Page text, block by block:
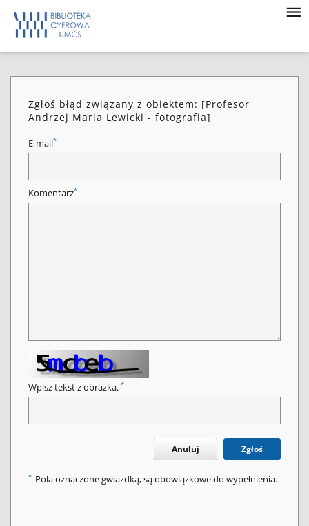
Zgłoś błąd związany z obiektem: [Profesor
Andrzej Maria Lewicki - fotografia]
E-mail*
Komentarz*
Wpisz tekst z obrazka. *
Anuluj Zgłoś
* Pola oznaczone gwiazdką, są obowiązkowe do wypełnienia.